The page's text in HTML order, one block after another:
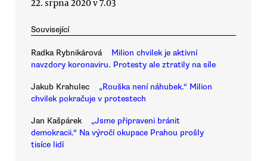
22. srpna 2020 v 7.03
Související
Radka Rybnikárová
Milion chvilek je aktivní
navzdory koronaviru. Protesty ale ztratily na síle
Jakub Krahulec
„Rouška není náhubek.“ Milion
chvilek pokračuje v protestech
Jan Kašpárek
„Jsme připraveni bránit
demokracii.“ Na výročí okupace Prahou prošly
tisíce lidí